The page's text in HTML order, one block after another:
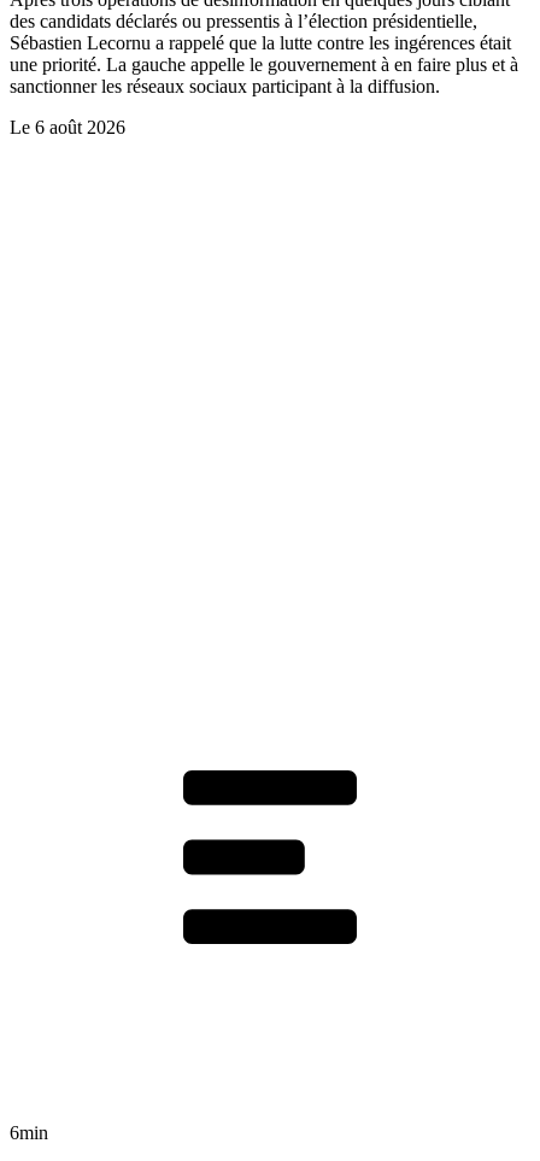
des candidats déclarés ou pressentis à l’élection présidentielle,
Sébastien Lecornu a rappelé que la lutte contre les ingérences était
une priorité. La gauche appelle le gouvernement à en faire plus et à
sanctionner les réseaux sociaux participant à la diffusion.
Le 6 août 2026
6min